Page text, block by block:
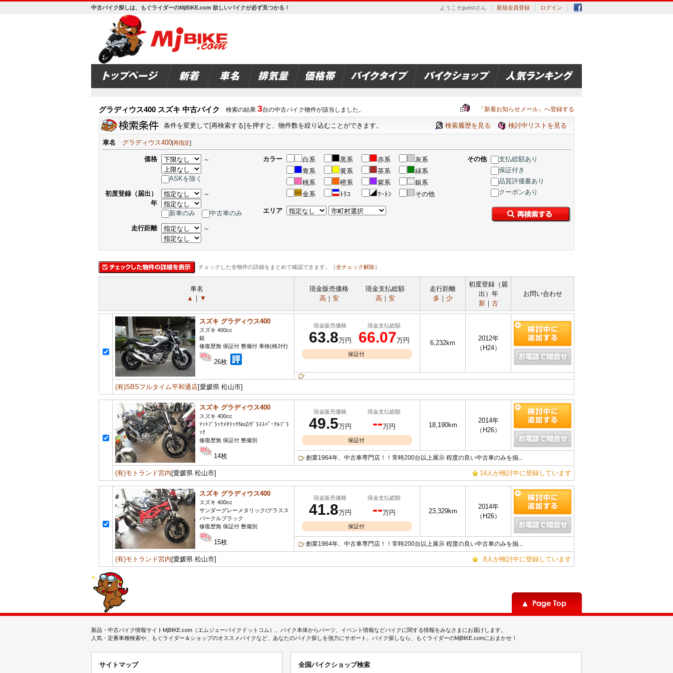
中古バイク探しは、もぐライダーのMjBIKE.com 欲しいバイクが必ず見つかる！ ようこそguestさん 新規会員登録 ログイン
グラディウス400 スズキ 中古バイク 検索の結果 3台の中古バイク物件が該当しました。 「新着お知らせメール」へ登録する
条件を変更して[再検索する]を押すと、物件数を絞り込むことができます。 検討中リストを見る
検索履歴を見る
車名 グラディウス400[再指定]
価格 ～
ASKを除く
初度登録（届出）
年
～
新車のみ
中古車のみ
走行距離
～
カラー 白系 黒系 赤系
灰系
青系
黄系 茶系
緑系
桃系
橙系 紫系
銀系
金系
ﾄﾘｺ ﾂｰﾄﾝ その他
エリア
その他
支払総額あり
保証付き
品質評価書あり
クーポンあり
チェックした全物件の詳細をまとめて確認できます。［全チェック解除］
車名
▲ ｜ ▼
現金販売価格
高｜ 安
現金支払総額
高｜ 安
走行距離
多 ｜ 少
初度登録（届
出）年
新｜ 古
お問い合わせ
スズキ グラディウス400
スズキ 400cc
銀
修復歴無 保証付 整備付 車検(検2付)
26枚
現金販売価格 現金支払総額
63.8万円 66.07万円
保証付
6,232km
2012年
（H24）
(有)SBSフルタイム平和通店[愛媛県 松山市]
スズキ グラディウス400
スズキ 400cc
ﾏｯﾄﾌﾞﾗｯｸﾒﾀﾘｯｸNo2/ｸﾞﾗｽｽﾊﾟｰｸﾙﾌﾞﾗ
ｯｸ
修復歴無 保証付 整備別
14枚
現金販売価格 現金支払総額
49.5万円 --万円
保証付
18,190km
2014年
（H26）
創業1964年、中古車専門店！！常時200台以上展示 程度の良い中古車のみを揃...
(有)モトランド宮内 [愛媛県 松山市] 14人が検討中に登録しています
スズキ グラディウス400
スズキ 400cc
サンダーグレーメタリック/グラスス
パークルブラック
修復歴無 保証付 整備別
15枚
現金販売価格 現金支払総額
41.8万円 --万円
保証付
23,329km
2014年
（H26）
創業1964年、中古車専門店！！常時200台以上展示 程度の良い中古車のみを揃...
(有)モトランド宮内 [愛媛県 松山市] 8人が検討中に登録しています
新品・中古バイク情報サイトMjBIKE.com（エムジェーバイクドットコム）。バイク本体からパーツ、イベント情報などバイクに関する情報をみなさまにお届けします。
人気・定番車種検索や、もぐライダー＆ショップのオススメバイクなど、あなたのバイク探しを強力にサポート。バイク探しなら、もぐライダーのMjBIKE.comにおまかせ！
サイトマップ 全国バイクショップ検索